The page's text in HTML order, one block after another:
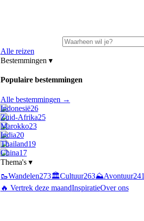
Alle reizen
Bestemmingen ▾
Populaire bestemmingen
Alle bestemmingen →
Indonesië26
Zuid-Afrika25
Marokko23
India20
Thailand19
China17
Thema's ▾
🥾Wandelen273🏛️Cultuur263⛰️Avontuur241
🔥 Vertrek deze maandInspiratieOver ons